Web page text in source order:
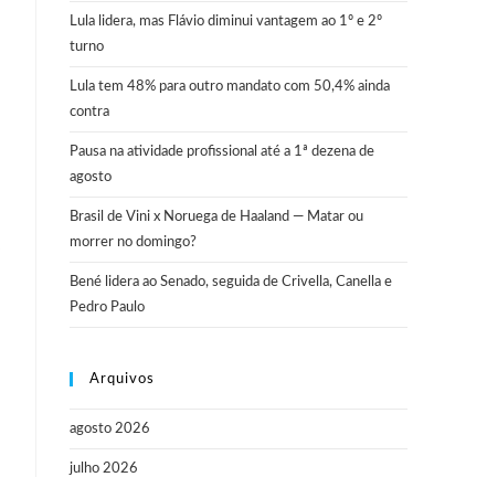
Lula lidera, mas Flávio diminui vantagem ao 1º e 2º
turno
Lula tem 48% para outro mandato com 50,4% ainda
contra
Pausa na atividade profissional até a 1ª dezena de
agosto
Brasil de Vini x Noruega de Haaland — Matar ou
morrer no domingo?
Bené lidera ao Senado, seguida de Crivella, Canella e
Pedro Paulo
Arquivos
agosto 2026
julho 2026